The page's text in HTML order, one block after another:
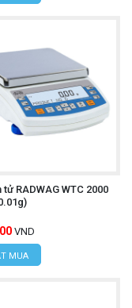
tử RADWAG WTC 2000
VND
MUA